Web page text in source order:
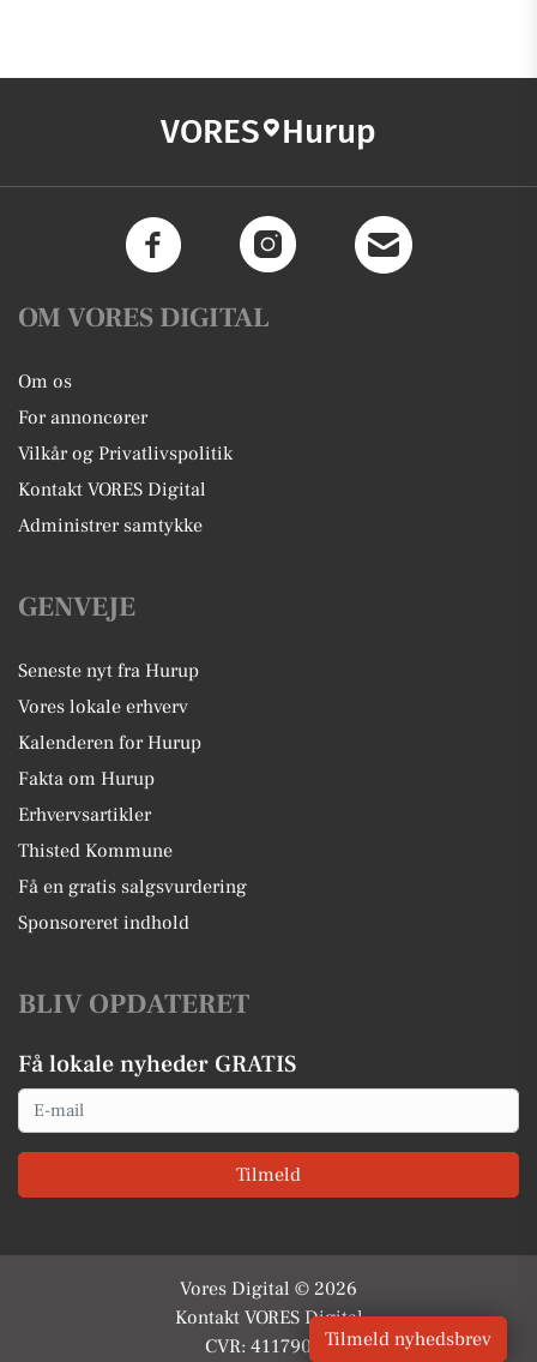
VORES Hurup
OM VORES DIGITAL
Om os
For annoncører
Vilkår og Privatlivspolitik
Kontakt VORES Digital
Administrer samtykke
GENVEJE
Seneste nyt fra Hurup
Vores lokale erhverv
Kalenderen for Hurup
Fakta om Hurup
Erhvervsartikler
Thisted Kommune
Få en gratis salgsvurdering
Sponsoreret indhold
BLIV OPDATERET
Få lokale nyheder GRATIS
Email
Tilmeld
Vores Digital © 2026
Kontakt VORES Digital
CVR: 41179082Tilmeld nyhedsbrev